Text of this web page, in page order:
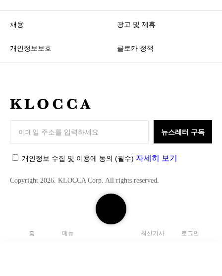
검
색
홈 메뉴 최신기사 로그인
채용 광고 및 제휴
개인정보보호 클로카 정책
K
C
C
뉴스레터 구독
개인정보 수집 및 이용에 동의 (필수) 자세히 보기
Copyright 2026. KLOCCA Corp. All rights reserved.